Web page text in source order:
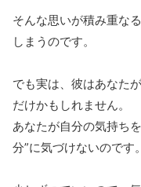
そんな思いが積み重な
しまうのです。
でも実は、彼はあなた
だけかもしれません。
あなたが自分の気持ち
分”に気づけないのです。